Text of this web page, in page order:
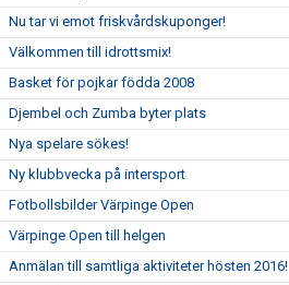
Nu tar vi emot friskvårdskuponger!
Välkommen till idrottsmix!
Basket för pojkar födda 2008
Djembel och Zumba byter plats
Nya spelare sökes!
Ny klubbvecka på intersport
Fotbollsbilder Värpinge Open
Värpinge Open till helgen
Anmälan till samtliga aktiviteter hösten 2016!